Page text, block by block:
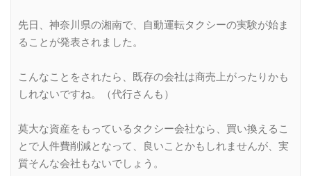
先日、神奈川県の湘南で、自動運転タクシーの実験が始ま
ることが発表されました。
こんなことをされたら、既存の会社は商売上がったりかも
しれないですね。（代行さんも）
莫大な資産をもっているタクシー会社なら、買い換えるこ
とで人件費削減となって、良いことかもしれませんが、実
質そんな会社もないでしょう。